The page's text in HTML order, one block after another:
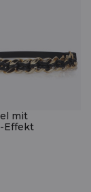
mit
Effekt